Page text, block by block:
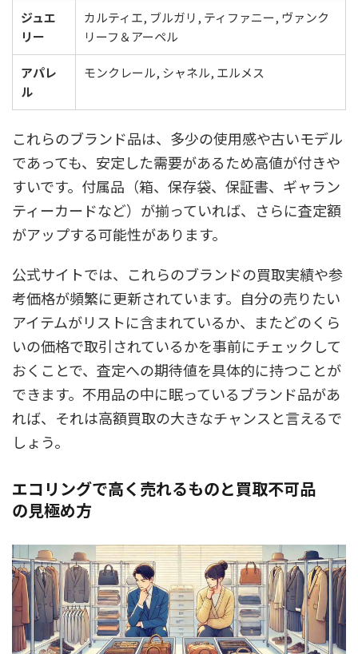
ジュエ
リー
カルティエ, ブルガリ, ティファニー, ヴァンク
リーフ＆アーペル
アパレ
ル
モンクレール, シャネル, エルメス
これらのブランド品は、多少の使用感や古いモデル
であっても、安定した需要があるため高値が付きや
すいです。付属品（箱、保存袋、保証書、ギャラン
ティーカードなど）が揃っていれば、さらに査定額
がアップする可能性があります。
公式サイトでは、これらのブランドの買取実績や参
考価格が頻繁に更新されています。自分の売りたい
アイテムがリストに含まれているか、またどのくら
いの価格で取引されているかを事前にチェックして
おくことで、査定への期待値を具体的に持つことが
できます。不用品の中に眠っているブランド品があ
れば、それは高額買取の大きなチャンスと言えるで
しょう。
エコリングで高く売れるものと買取不可品
の見極め方